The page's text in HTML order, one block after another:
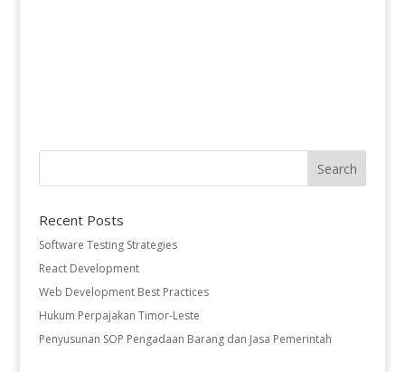
Recent Posts
Software Testing Strategies
React Development
Web Development Best Practices
Hukum Perpajakan Timor-Leste
Penyusunan SOP Pengadaan Barang dan Jasa Pemerintah